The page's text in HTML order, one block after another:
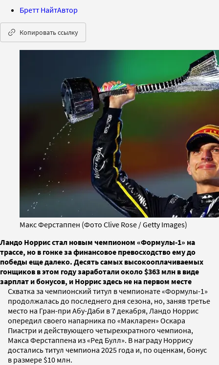
Бретт НайтАвтор
Копировать ссылку
Макс Ферстаппен (Фото Clive Rose / Getty Images)
Ландо Норрис стал новым чемпионом «Формулы-1» на
трассе, но в гонке за финансовое превосходство ему до
победы еще далеко. Десять самых высокооплачиваемых
гонщиков в этом году заработали около $363 млн в виде
зарплат и бонусов, и Норрис здесь не на первом месте
Схватка за чемпионский титул в чемпионате «Формулы-1»
продолжалась до последнего дня сезона, но, заняв третье
место на Гран-при Абу-Даби в 7 декабря, Ландо Норрис
опередил своего напарника по «Макларен» Оскара
Пиастри и действующего четырехкратного чемпиона,
Макса Ферстаппена из «Ред Булл». В награду Норрису
достались титул чемпиона 2025 года и, по оценкам, бонус
в размере $10 млн.